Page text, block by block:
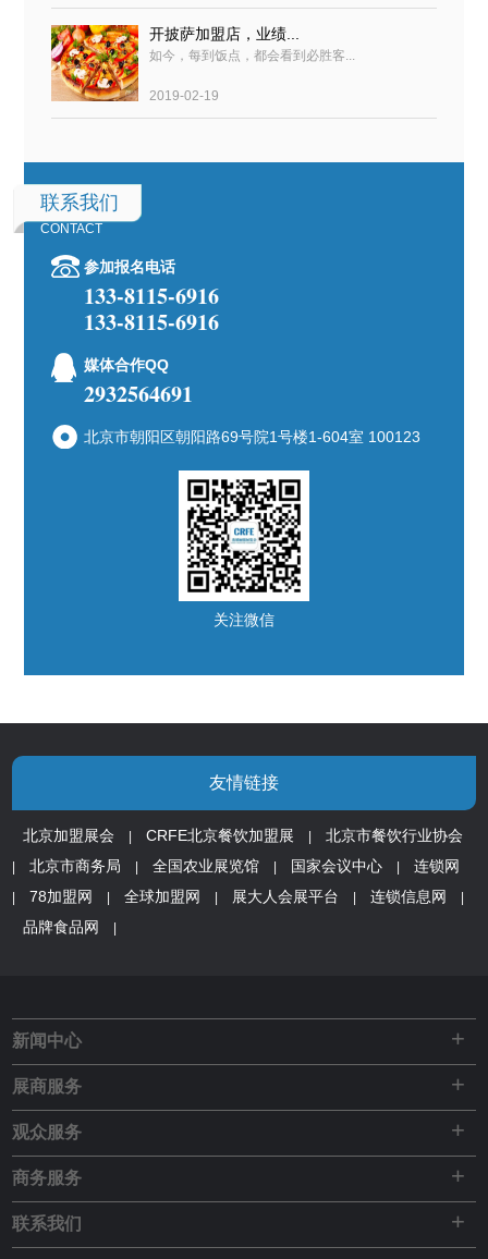
开披萨加盟店，业绩...
如今，每到饭点，都会看到必胜客...
2019-02-19
联系我们
CONTACT
参加报名电话
133-8115-6916
133-8115-6916
媒体合作QQ
2932564691
北京市朝阳区朝阳路69号院1号楼1-604室 100123
关注微信
友情链接
北京加盟展会 CRFE北京餐饮加盟展 北京市餐饮行业协会
北京市商务局 全国农业展览馆 国家会议中心 连锁网
78加盟网 全球加盟网 展大人会展平台 连锁信息网
品牌食品网
新闻中心 +
展商服务 +
观众服务 +
商务服务 +
联系我们 +